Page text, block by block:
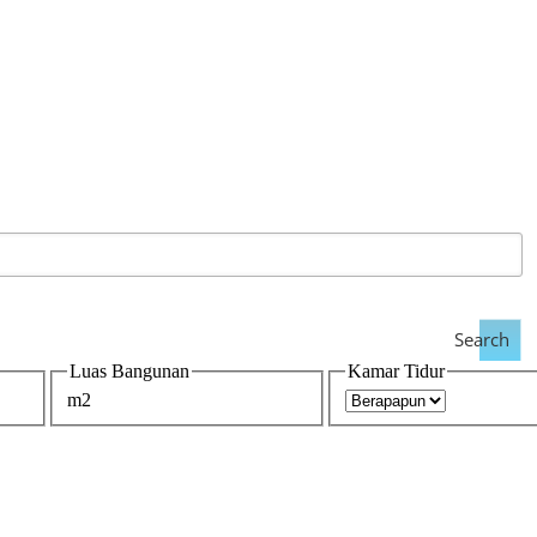
Search
Luas Bangunan
m2
Kamar Tidur